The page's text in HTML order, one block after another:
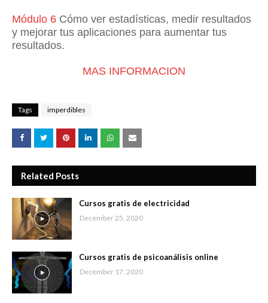
Módulo 6 Cómo ver estadísticas, medir resultados
y mejorar tus aplicaciones para aumentar tus
resultados.
MAS INFORMACION
Tags imperdibles
Related Posts
Cursos gratis de electricidad
December 25, 2020
Cursos gratis de psicoanálisis online
December 17, 2020